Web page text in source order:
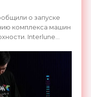
о запуске
комплекса машин
Interlune